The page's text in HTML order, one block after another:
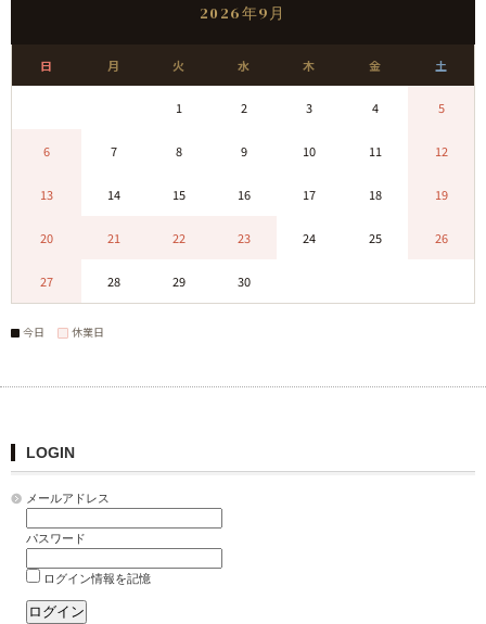
2026年9月
日 月 火 水 木 金 土
1 2 3 4 5
6 7 8 9 10 11 12
13 14 15 16 17 18 19
20 21 22 23 24 25 26
27 28 29 30
今日 休業日
LOGIN
メールアドレス
パスワード
ログイン情報を記憶